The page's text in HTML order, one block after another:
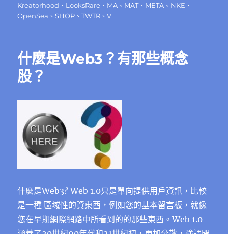
日
期:
籤
Kreatorhood 、 LooksRare 、 MA 、 MAT、 META 、 NKE 、
OpenSea 、SHOP 、TWTR 、V
什麼是Web3？有那些概念
股？
什麼是Web3? Web 1.0只是單向提供用戶資訊，比較
是一種 區域性的資東西，例如您的基本留言板，就像
您在早期網際網路中所看到的的那些東西。Web 1.0